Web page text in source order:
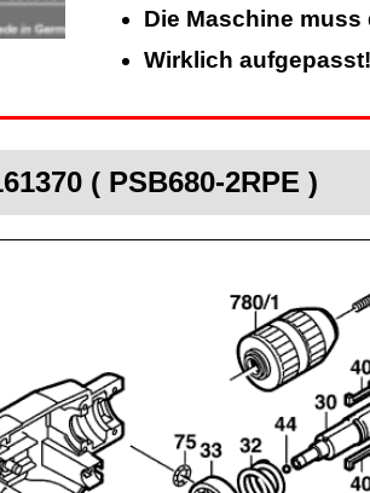
Die Maschine muss
Wirklich
( PSB680-2RPE )